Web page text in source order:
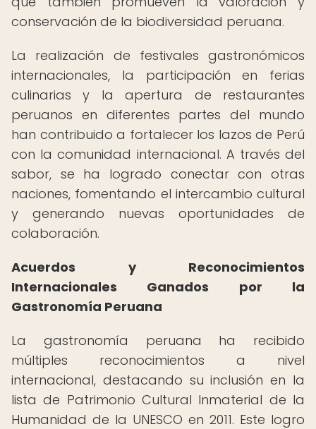
conservación de la biodiversidad peruana.
La realización de festivales gastronómicos
internacionales, la participación en ferias
culinarias y la apertura de restaurantes
peruanos en diferentes partes del mundo
han contribuido a fortalecer los lazos de Perú
con la comunidad internacional. A través del
sabor, se ha logrado conectar con otras
naciones, fomentando el intercambio cultural
y generando nuevas oportunidades de
colaboración.
Acuerdos y Reconocimientos
Internacionales Ganados por la
Gastronomía Peruana
La gastronomía peruana ha recibido
múltiples reconocimientos a nivel
internacional, destacando su inclusión en la
lista de Patrimonio Cultural Inmaterial de la
Humanidad de la UNESCO en 2011. Este logro